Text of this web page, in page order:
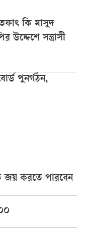
কি মাসুদ
উদ্দেশে সন্ত্রাসী
পুনর্গঠন,
জয় করতে পারবেন